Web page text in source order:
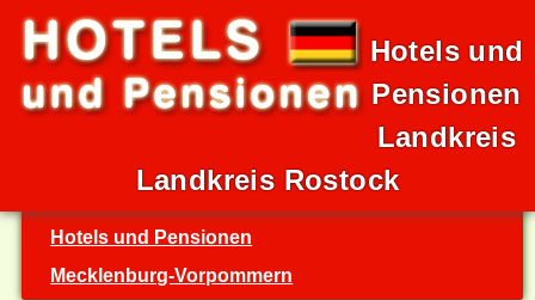
Hotels und
Pensionen
Landkreis
Landkreis Rostock
Hotels und Pensionen
Mecklenburg-Vorpommern